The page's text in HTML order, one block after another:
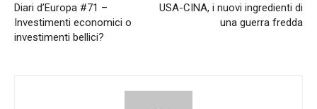
Diari d’Europa #71 –
Investimenti economici o
investimenti bellici?
USA-CINA, i nuovi ingredienti di
una guerra fredda